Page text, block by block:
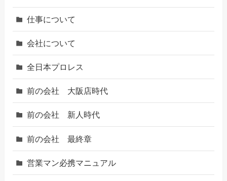
仕事について
会社について
全日本プロレス
前の会社 大阪店時代
前の会社 新人時代
前の会社 最終章
営業マン必携マニュアル